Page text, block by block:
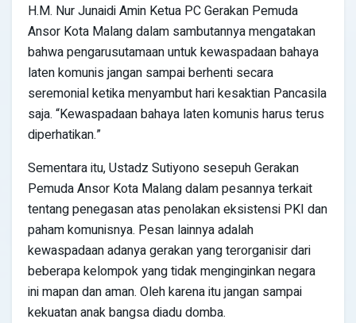
H.M. Nur Junaidi Amin Ketua PC Gerakan Pemuda
Ansor Kota Malang dalam sambutannya mengatakan
bahwa pengarusutamaan untuk kewaspadaan bahaya
laten komunis jangan sampai berhenti secara
seremonial ketika menyambut hari kesaktian Pancasila
saja. “Kewaspadaan bahaya laten komunis harus terus
diperhatikan.”
Sementara itu, Ustadz Sutiyono sesepuh Gerakan
Pemuda Ansor Kota Malang dalam pesannya terkait
tentang penegasan atas penolakan eksistensi PKI dan
paham komunisnya. Pesan lainnya adalah
kewaspadaan adanya gerakan yang terorganisir dari
beberapa kelompok yang tidak menginginkan negara
ini mapan dan aman. Oleh karena itu jangan sampai
kekuatan anak bangsa diadu domba.